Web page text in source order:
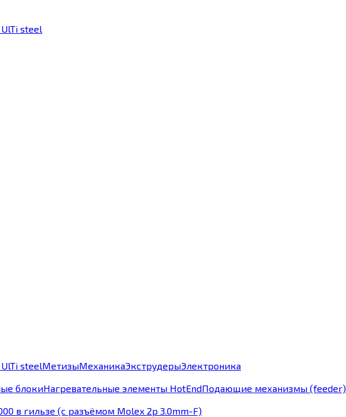
steel
steelМетизыМеханикаЭкструдерыЭлектроника
блокиНагревательные элементы HotEndПодающие механизмы (feeder)
в гильзе (с разъёмом Molex 2p 3.0mm-F)